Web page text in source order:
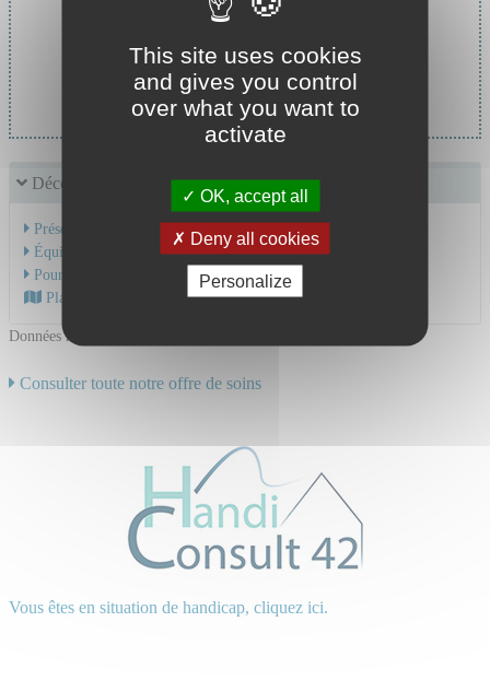
Chef de service :
Dr VIALLON Alain
Découvrir le service
Présentation de l'activité
Équipe Médicale
Pour une hospitalisation
Plan d'accès au CHU
Données mises à jour le 12/12/2019
Consulter toute notre offre de soins
Vous êtes en situation de handicap, cliquez ici.
This site uses cookies
and gives you control
over what you want to
activate
OK, accept all
Deny all cookies
Personalize